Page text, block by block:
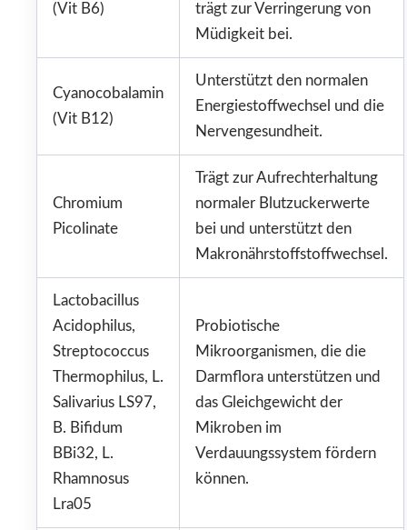
(Vit B6)
trägt zur Verringerung von
Müdigkeit bei.
Cyanocobalamin
(Vit B12)
Unterstützt den normalen
Energiestoffwechsel und die
Nervengesundheit.
Chromium
Picolinate
Trägt zur Aufrechterhaltung
normaler Blutzuckerwerte
bei und unterstützt den
Makronährstoffstoffwechsel.
Lactobacillus
Acidophilus,
Streptococcus
Thermophilus, L.
Salivarius LS97,
B. Bifidum
BBi32, L.
Rhamnosus
Lra05
Probiotische
Mikroorganismen, die die
Darmflora unterstützen und
das Gleichgewicht der
Mikroben im
Verdauungssystem fördern
können.